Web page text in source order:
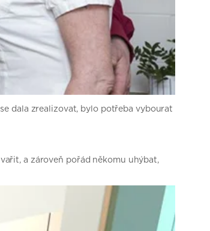
dala zrealizovat, bylo potřeba vybourat
a zároveň pořád někomu uhýbat,